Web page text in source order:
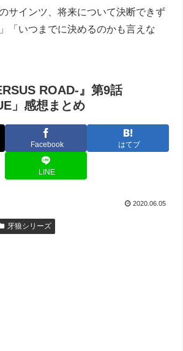
サインツ、将来について決断できず
「いつまでに決めるのかも言えな
ROAD-』第9話
」感想まとめ
Facebook はてブ
LINE
2020.06.05
牙狼シリーズ